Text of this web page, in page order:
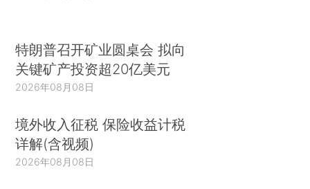
特朗普召开矿业圆桌会 拟向
关键矿产投资超20亿美元
2026年08月08日
境外收入征税 保险收益计税
详解(含视频)
2026年08月08日